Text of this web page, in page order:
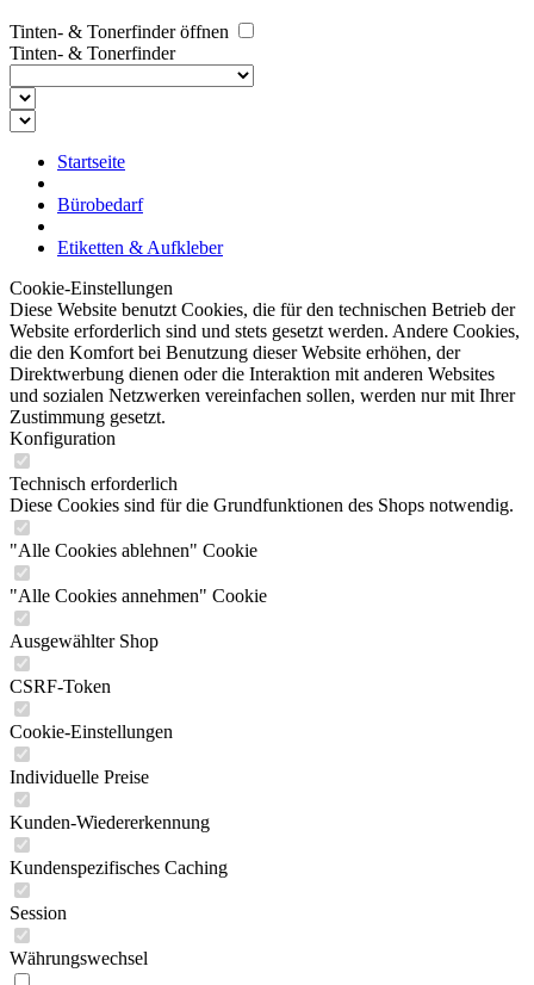
Tinten- & Tonerfinder öffnen
Tinten- & Tonerfinder
Startseite
Bürobedarf
Etiketten & Aufkleber
Cookie-Einstellungen
Diese Website benutzt Cookies, die für den technischen Betrieb der
Website erforderlich sind und stets gesetzt werden. Andere Cookies,
die den Komfort bei Benutzung dieser Website erhöhen, der
Direktwerbung dienen oder die Interaktion mit anderen Websites
und sozialen Netzwerken vereinfachen sollen, werden nur mit Ihrer
Zustimmung gesetzt.
Konfiguration
Technisch erforderlich
Diese Cookies sind für die Grundfunktionen des Shops notwendig.
"Alle Cookies ablehnen" Cookie
"Alle Cookies annehmen" Cookie
Ausgewählter Shop
CSRF-Token
Cookie-Einstellungen
Individuelle Preise
Kunden-Wiedererkennung
Kundenspezifisches Caching
Session
Währungswechsel